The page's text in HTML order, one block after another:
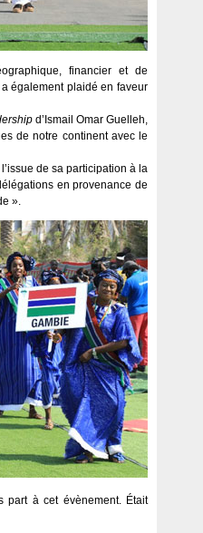
financier et de
également plaidé en faveur
d’Ismail Omar Guelleh,
de notre continent avec le
de sa participation à la
en provenance de
».
part à cet évènement. Était